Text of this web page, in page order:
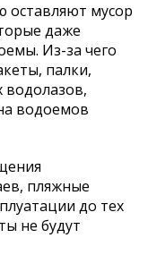
оставляют мусор
даже
Из-за чего
палки,
водолазов,
водоемов
пляжные
до тех
не будут